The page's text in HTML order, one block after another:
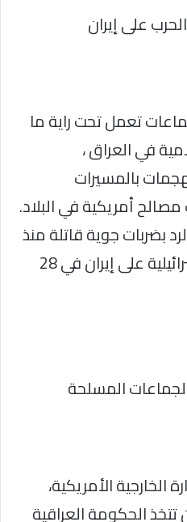
على إيران
تعمل تحت راية ما
في العراق ،
بالمسيرات
أمريكية في البلاد.
بضربات جوية قاتلة منذ
بدء الحرب الأمريكية- الإسرائيلية على إيران في 28
المسلحة
الخارجية الأمريكية،
الحكومة العراقية